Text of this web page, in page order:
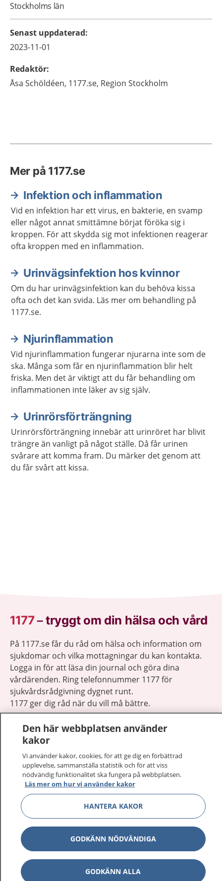
Stockholms län
Senast uppdaterad:
2023-11-01
Redaktör:
Åsa Schöldéen, 1177.se, Region Stockholm
Mer på 1177.se
Infektion och inflammation
Vid en infektion har ett virus, en bakterie, en svamp
eller något annat smittämne börjat föröka sig i
kroppen. För att skydda sig mot infektionen reagerar
ofta kroppen med en inflammation.
Urinvägsinfektion hos kvinnor
Om du har urinvägsinfektion kan du behöva kissa
ofta och det kan svida. Läs mer om behandling på
1177.se.
Njurinflammation
Vid njurinflammation fungerar njurarna inte som de
ska. Många som får en njurinflammation blir helt
friska. Men det är viktigt att du får behandling om
inflammationen inte läker av sig själv.
Urinrörsförträngning
Urinrörsförträngning innebär att urinröret har blivit
trängre än vanligt på något ställe. Då får urinen
svårare att komma fram. Du märker det genom att
du får svårt att kissa.
1177–tryggt om din hälsa och vård
På 1177.se får du råd om hälsa och information om
sjukdomar och vilka mottagningar du kan kontakta.
Logga in för att läsa din journal och göra dina
vårdärenden. Ring telefonnummer 1177 för
sjukvårdsrådgivning dygnet runt.
1177 ger dig råd när du vill må bättre.
1177 på flera språk
Om 1177 Visa
Visa
Behandling av personuppgifter
Den här webbplatsen använder
kakor
Vi använder kakor, cookies, för att ge dig en förbättrad
upplevelse, sammanställa statistik och för att viss
nödvändig funktionalitet ska fungera på webbplatsen.
Läs mer om hur vi använder kakor
HANTERA KAKOR
GODKÄNN NÖDVÄNDIGA
GODKÄNN ALLA